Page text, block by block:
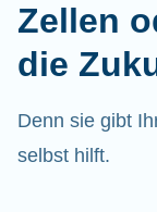
Zellen
die
Denn sie gibt
selbst hilft.